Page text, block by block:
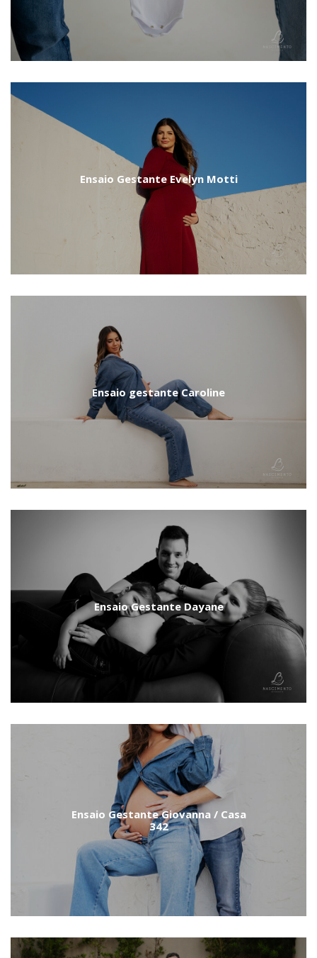
Ensaio Gestante Evelyn Motti
Ensaio gestante Caroline
Ensaio Gestante Dayane
Ensaio Gestante Giovanna / Casa
342